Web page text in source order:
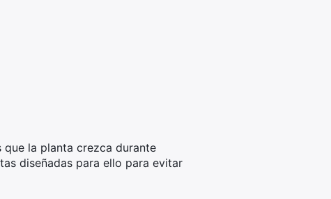
la planta crezca durante
diseñadas para ello para evitar